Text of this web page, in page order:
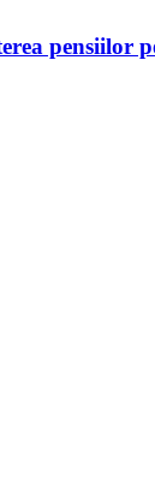
pensiilor